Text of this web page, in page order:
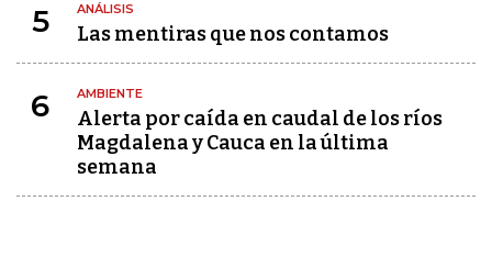
5 ANÁLISIS
Las mentiras que nos contamos
6 AMBIENTE
Alerta por caída en caudal de los ríos
Magdalena y Cauca en la última
semana